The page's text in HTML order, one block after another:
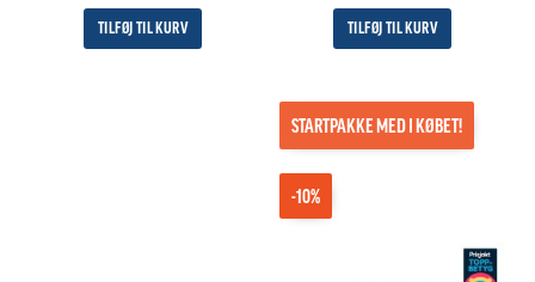
TILFØJ TIL KURV TILFØJ TIL KURV
-10%
STARTPAKKE MED I KØBET!